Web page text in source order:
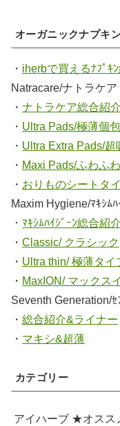
オーガニックナプキ
・ iherbで買えるﾅﾌﾟｷ
Natracare/ナトラケア
・ ナトラケア総合紹介
・ Ultra Pads/極薄個
・ Ultra Extra Pads/超
・ Maxi Pads/ふわふ
・ おりものシートタ
Maxim Hygiene/ﾏｷｼﾑﾊ
・ ﾏｷｼﾑﾊｲｼﾞｰﾝ総合紹介
・ Classic/ クラシック
・ Ultra thin/ 極薄タイ
・ MaxION/ マックス
Seventh Generation/ｾ
・ 総合紹介&ライナー
・ マキシ&超薄
カテゴリー
アイハーブ ★オスス